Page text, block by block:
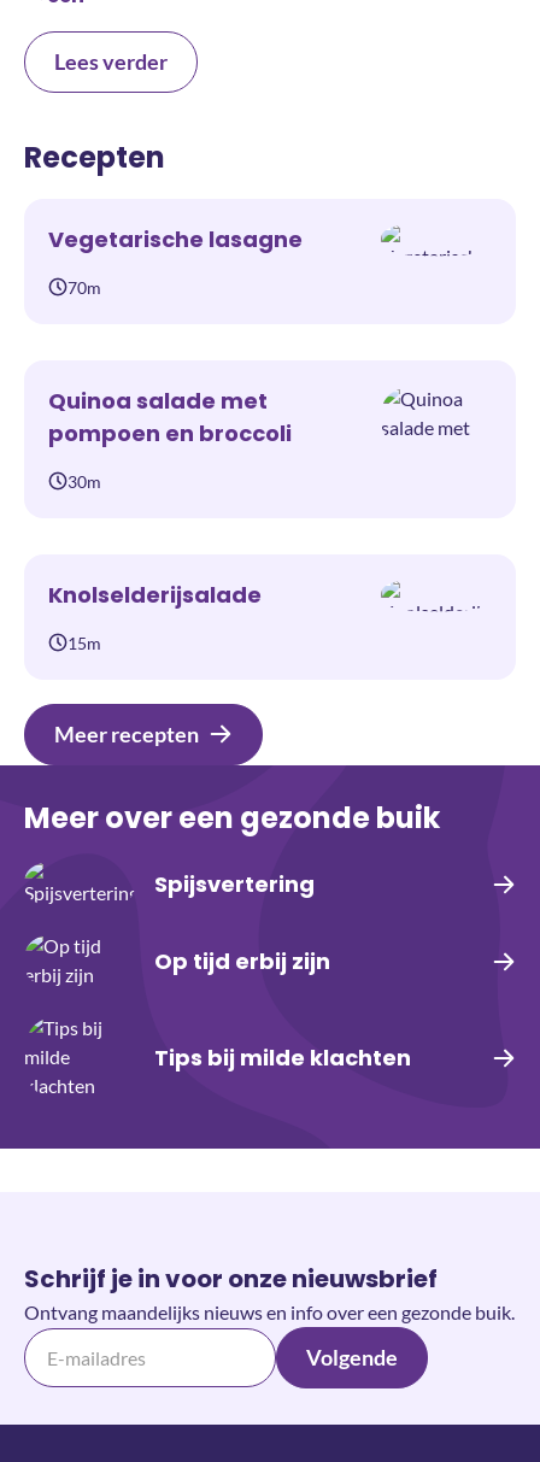
Lees verder
Recepten
Vegetarische lasagne
70m
Quinoa salade met
pompoen en broccoli
30m
Knolselderijsalade
15m
Meer recepten
Meer over een gezonde buik
Spijsvertering
Op tijd erbij zijn
Tips bij milde klachten
Schrijf je in voor onze nieuwsbrief
Ontvang maandelijks nieuws en info over een gezonde buik.
Volgende